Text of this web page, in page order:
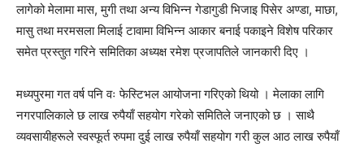
लागेको मेलामा मास, मुगी तथा अन्य विभिन्न गेडागुडी भिजाइ पिसेर अण्डा, माछा,
मासु तथा मरमसला मिलाई टावामा विभिन्न आकार बनाई पकाइने विशेष परिकार
समेत प्रस्तुत गरिने समितिका अध्यक्ष रमेश प्रजापतिले जानकारी दिए ।
मध्यपुरमा गत वर्ष पनि वः फेस्टिभल आयोजना गरिएको थियो । मेलाका लागि
नगरपालिकाले छ लाख रुपैयाँ सहयोग गरेको समितिले जनाएको छ । साथै
व्यवसायीहरूले स्वस्फूर्त रुपमा दुई लाख रुपैयाँ सहयोग गरी कुल आठ लाख रुपैयाँ